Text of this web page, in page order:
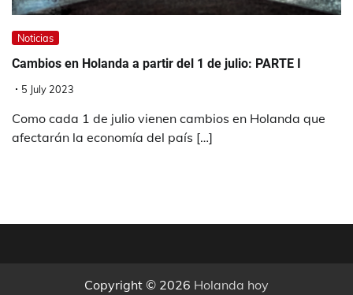
Noticias
Cambios en Holanda a partir del 1 de julio: PARTE I
5 July 2023
Como cada 1 de julio vienen cambios en Holanda que
afectarán la economía del país […]
Copyright © 2026 Holanda hoy